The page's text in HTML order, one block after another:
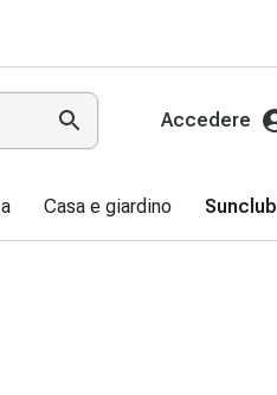
Accedere
Casa e giardino Sunclub